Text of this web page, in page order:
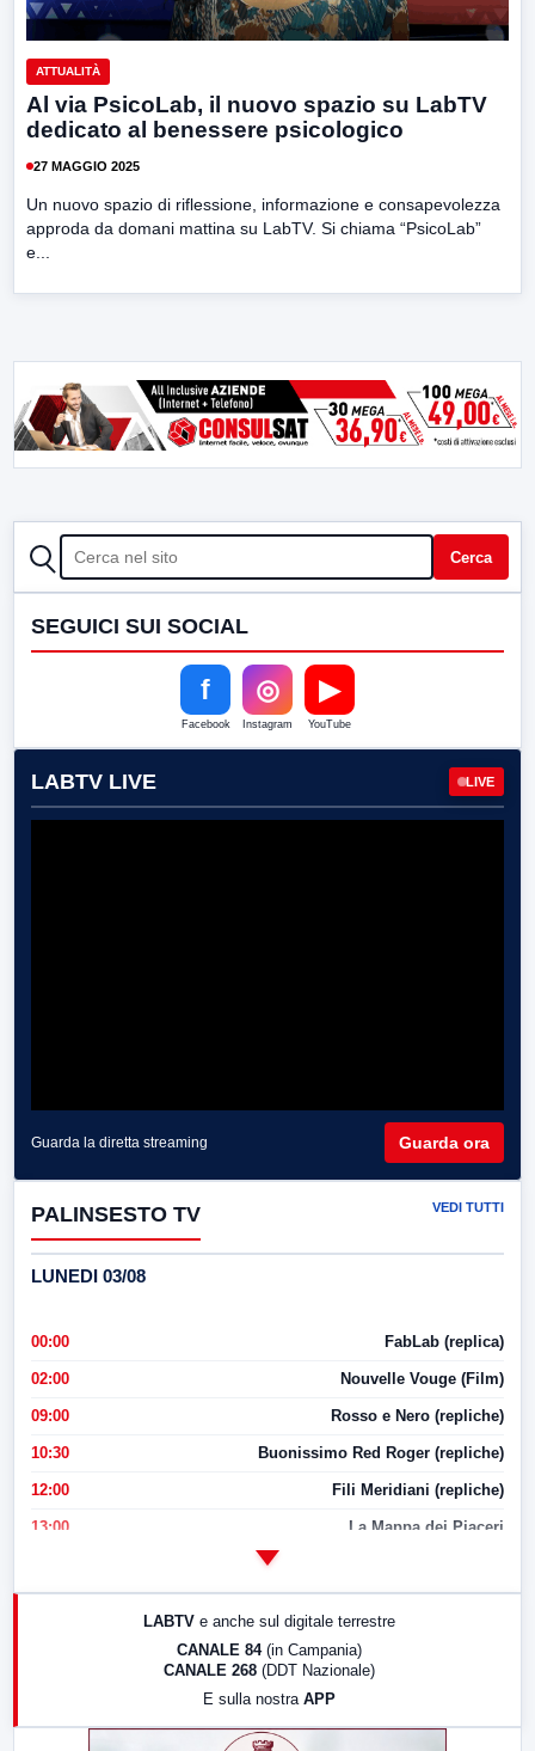
ATTUALITÀ
Al via PsicoLab, il nuovo spazio su LabTV
dedicato al benessere psicologico
27 MAGGIO 2025
Un nuovo spazio di riflessione, informazione e consapevolezza
approda da domani mattina su LabTV. Si chiama “PsicoLab”
e...
CERCA Cerca
SEGUICI SUI SOCIAL
f
Facebook
◎
Instagram
▶
YouTube
LABTV LIVE LIVE
Guarda la diretta streaming Guarda ora
PALINSESTO TV VEDI TUTTI
LUNEDI 03/08
00:00 FabLab (replica)
02:00 Nouvelle Vouge (Film)
09:00 Rosso e Nero (repliche)
10:30 Buonissimo Red Roger (repliche)
12:00 Fili Meridiani (repliche)
13:00 La Mappa dei Piaceri
LABTV e anche sul digitale terrestre
CANALE 84 (in Campania)
CANALE 268 (DDT Nazionale)
E sulla nostra APP